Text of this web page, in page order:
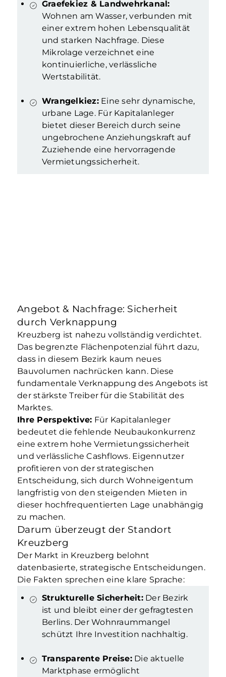
Graefekiez & Landwehrkanal:
Wohnen am Wasser, verbunden mit
einer extrem hohen Lebensqualität
und starken Nachfrage. Diese
Mikrolage verzeichnet eine
kontinuierliche, verlässliche
Wertstabilität.
Wrangelkiez:Eine sehr dynamische,
urbane Lage. Für Kapitalanleger
bietet dieser Bereich durch seine
ungebrochene Anziehungskraft auf
Zuziehende eine hervorragende
Vermietungssicherheit.
Angebot & Nachfrage: Sicherheit
durch Verknappung
Kreuzberg ist nahezu vollständig verdichtet.
Das begrenzte Flächenpotenzial führt dazu,
dass in diesem Bezirk kaum neues
Bauvolumen nachrücken kann. Diese
fundamentale Verknappung des Angebots ist
der stärkste Treiber für die Stabilität des
Marktes.
Ihre Perspektive: Für Kapitalanleger
bedeutet die fehlende Neubaukonkurrenz
eine extrem hohe Vermietungssicherheit
und verlässliche Cashflows. Eigennutzer
profitieren von der strategischen
Entscheidung, sich durch Wohneigentum
langfristig von den steigenden Mieten in
dieser hochfrequentierten Lage unabhängig
zu machen.
Darum überzeugt der Standort
Kreuzberg
Der Markt in Kreuzberg belohnt
datenbasierte, strategische Entscheidungen.
Die Fakten sprechen eine klare Sprache:
Strukturelle Sicherheit:Der Bezirk
ist und bleibt einer der gefragtesten
Berlins. Der Wohnraummangel
schützt Ihre Investition nachhaltig.
Transparente Preise:Die aktuelle
Marktphase ermöglicht